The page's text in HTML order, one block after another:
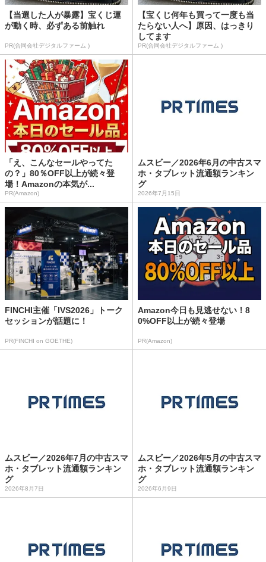
【当選した人が暴露】宝くじ運
が動く時、必ずある前触れ
PR(合同会社デジタルファーム )
【宝くじ何年も買って一度も当
たらない人へ】原因、はっきり
してます
PR(合同会社デジタルファーム )
「え、こんなセールやってた
の？」80％OFF以上が続々登
場！Amazonの本気が...
PR(Amazon)
ムスビー／2026年6月の中古スマ
ホ・タブレット流通額ランキン
グ
2026年7月15日
FINCHI主催「IVS2026」トーク
セッションが話題に！
PR(FINCHI on GOETHE)
Amazon今日も見逃せない！8
0%OFF以上が続々登場
PR(Amazon)
ムスビー／2026年7月の中古スマ
ホ・タブレット流通額ランキン
グ
2026年8月7日
ムスビー／2026年5月の中古スマ
ホ・タブレット流通額ランキン
グ
2026年6月9日